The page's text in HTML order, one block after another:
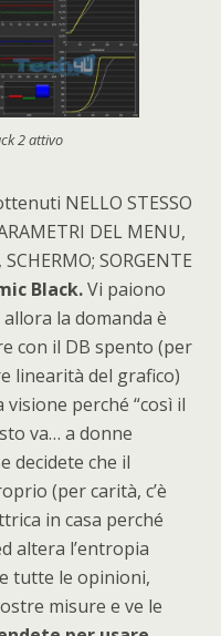
2 attivo
NELLO STESSO
DEL MENU,
SORGENTE
Black.Vi paiono
la domanda è
con il DB spento (per
linearità del grafico)
perché “così il
va… a donne
decidete che il
(per carità, c’è
in casa perché
altera l’entropia
tutte le opinioni,
misure e ve le